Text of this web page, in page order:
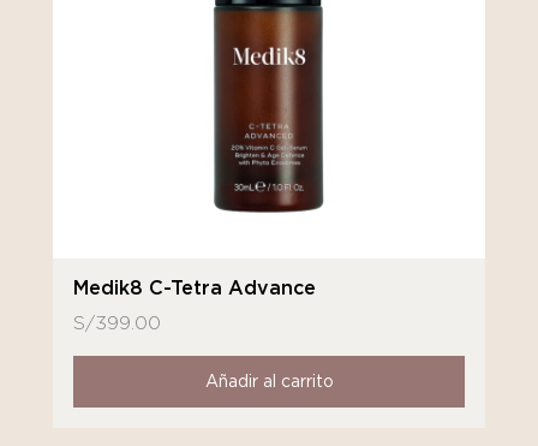
Medik8 C-Tetra Advance
S/399.00
Añadir al carrito